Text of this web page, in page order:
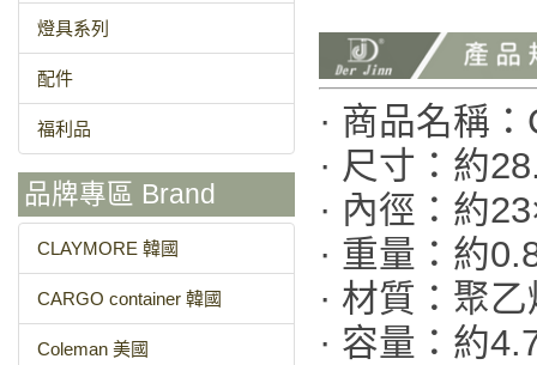
燈具系列
配件
福利品
品牌專區 Brand
CLAYMORE 韓國
CARGO container 韓國
Coleman 美國
· 商品名稱
· 尺寸：約
· 內徑：約
· 重量：約
· 材質：聚
· 容量：約